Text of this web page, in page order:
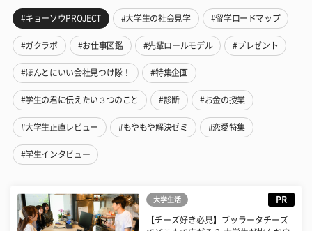
#キョーソウPROJECT #大学生の社会見学 #留学ロードマップ
#ガクラボ #お仕事図鑑 #先輩ロールモデル #プレゼント
#ほんとにいい会社見つけ隊！ #特集企画
#学生の君に伝えたい３つのこと #診断 #お金の授業
#大学生正直レビュー #もやもや解決ゼミ #恋愛特集
#学生インタビュー
大学生活 PR
【チーズ好き必見】ブッラータチーズ